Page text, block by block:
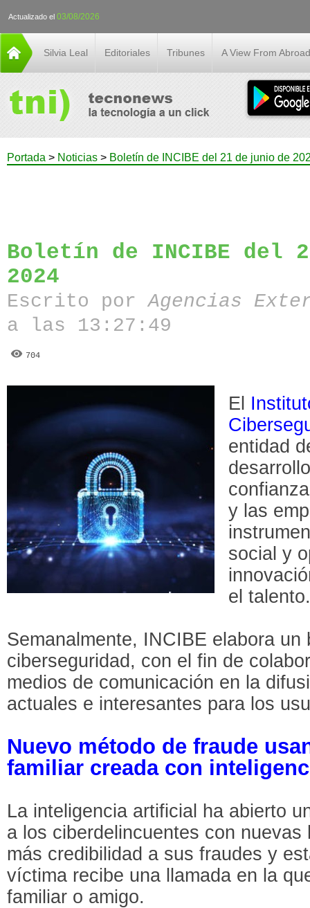
Actualizado el 03/08/2026
Silvia Leal Editoriales Tribunes A View From Abroad
Portada > Noticias > Boletín de INCIBE del 21 de junio de
Boletín de INCIBE del
2024
Escrito porAgencias
a las 13:27:49
704
El
entidad
y las
social y
el
Semanalmente, INCIBE elabora
ciberseguridad, con el fin de
medios de comunicación en la
actuales e interesantes para los
Nuevo método de fraude
familiar creada con
La inteligencia artificial ha abierto
a los ciberdelincuentes con nuevas
más credibilidad a sus fraudes y
víctima recibe una llamada en la
familiar o amigo.